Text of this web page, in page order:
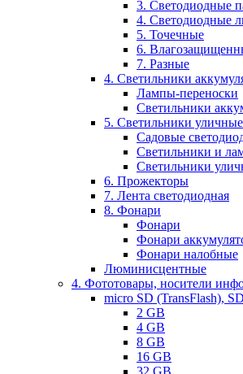
3. Светодиодные
4. Светодиодные
5. Точечные
6.
7. Разные
4. Светильники
Лампы-переноски
Светильники
5. Светильники
Садовые
Светильники и
Светильники
6. Прожекторы
7. Лента светодиодная
8. Фонари
Фонари
Фонари
Фонари налобные
Люминисцентные
4. Фототовары, носители
micro SD (TransFlash),
2 GB
4 GB
8 GB
16 GB
32 GB